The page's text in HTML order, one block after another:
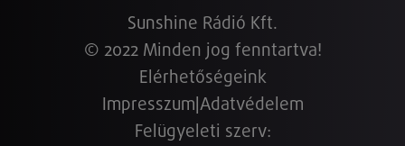
Sunshine Rádió Kft.
© 2022 Minden jog fenntartva!
Elérhetőségeink
Impresszum Adatvédelem
Felügyeleti szerv: